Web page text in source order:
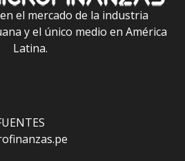
el mercado de la industria
y el único medio en América
Latina.